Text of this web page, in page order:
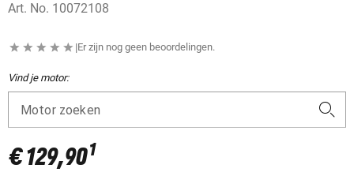
Art. No. 10072108
|Er zijn nog geen beoordelingen.
Vind je motor:
Motor zoeken
€ 129,901